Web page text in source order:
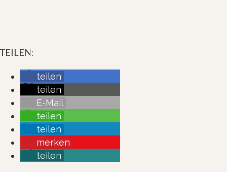
TEILEN:
teilen
teilen
E-Mail
teilen
teilen
merken
teilen